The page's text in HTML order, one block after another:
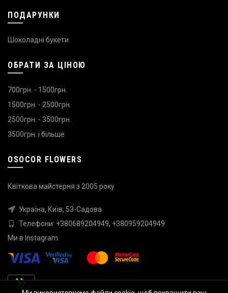
ПОДАРУНКИ
Шоколадні букети
ОБРАТИ ЗА ЦІНОЮ
700грн. - 1500грн.
1500грн. - 2500грн.
2500грн. - 3500грн.
3500грн. і більше
OSOCOR FLOWERS
Квіткова майстерня з 2005 року
Україна, Київ, 53-Садова
Телефони: +380689204949, +380959204949
Ми в Instagram